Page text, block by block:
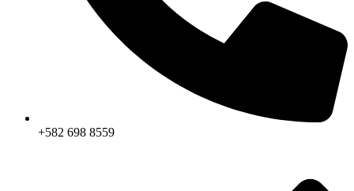
+582 698 8559